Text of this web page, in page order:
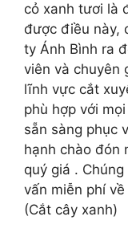
cỏ xanh tươi là
được điều này,
ty Ánh Bình ra
viên và chuyên
lĩnh vực cắt
phù hợp với
sẵn sàng phục
hạnh chào đón
quý giá . Chúng
vấn miễn phí về
(Cắt cây xanh)